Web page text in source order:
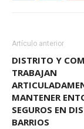
Artículo anterior
DISTRITO Y
TRABAJAN
MANTENER
SEGUROS EN
BARRIOS